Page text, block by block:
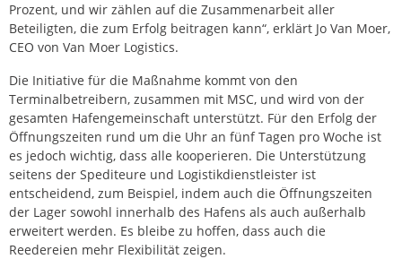
Prozent, und wir zählen auf die Zusammenarbeit aller
Beteiligten, die zum Erfolg beitragen kann“, erklärt Jo Van Moer,
CEO von Van Moer Logistics.
Die Initiative für die Maßnahme kommt von den
Terminalbetreibern, zusammen mit MSC, und wird von der
gesamten Hafengemeinschaft unterstützt. Für den Erfolg der
Öffnungszeiten rund um die Uhr an fünf Tagen pro Woche ist
es jedoch wichtig, dass alle kooperieren. Die Unterstützung
seitens der Spediteure und Logistikdienstleister ist
entscheidend, zum Beispiel, indem auch die Öffnungszeiten
der Lager sowohl innerhalb des Hafens als auch außerhalb
erweitert werden. Es bleibe zu hoffen, dass auch die
Reedereien mehr Flexibilität zeigen.